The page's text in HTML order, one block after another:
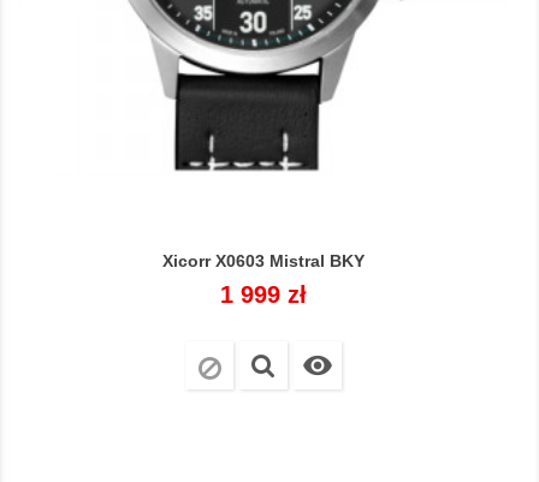
Xicorr X0603 Mistral BKY
Cena
1 999 zł
